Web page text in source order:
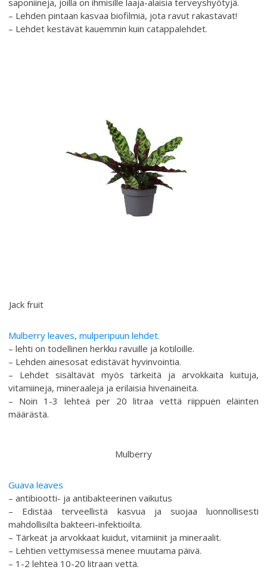
– Lehden pintaan kasvaa biofilmiä, jota ravut rakastavat!
– Lehdet kestävät kauemmin kuin catappalehdet.
Jack fruit
Mulberry leaves, mulperipuun lehdet.
– lehti on todellinen herkku ravuille ja kotiloille.
– Lehden ainesosat edistävät hyvinvointia.
– Lehdet sisältävät myös tärkeitä ja arvokkaita kuituja,
vitamiineja, mineraaleja ja erilaisia hivenaineita.
– Noin 1-3 lehteä per 20 litraa vettä riippuen eläinten
määrästä.
Mulberry
Guava leaves
– antibiootti- ja antibakteerinen vaikutus
– Edistää terveellistä kasvua ja suojaa luonnollisesti
mahdollisilta bakteeri-infektioilta.
– Tärkeät ja arvokkaat kuidut, vitamiinit ja mineraalit.
– Lehtien vettymisessä menee muutama päivä.
– 1-2 lehteä 10-20 litraan vettä.